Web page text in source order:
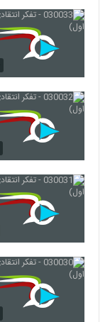
33
36